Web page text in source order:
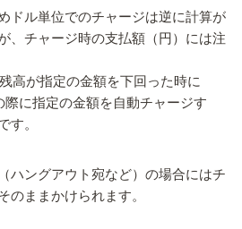
ドル単位でのチャージは逆に計算が
、チャージ時の支払額（円）には注
高が指定の金額を下回った時に
に指定の金額を自動チャージす
す。
ハングアウト宛など）の場合にはチ
のままかけられます。